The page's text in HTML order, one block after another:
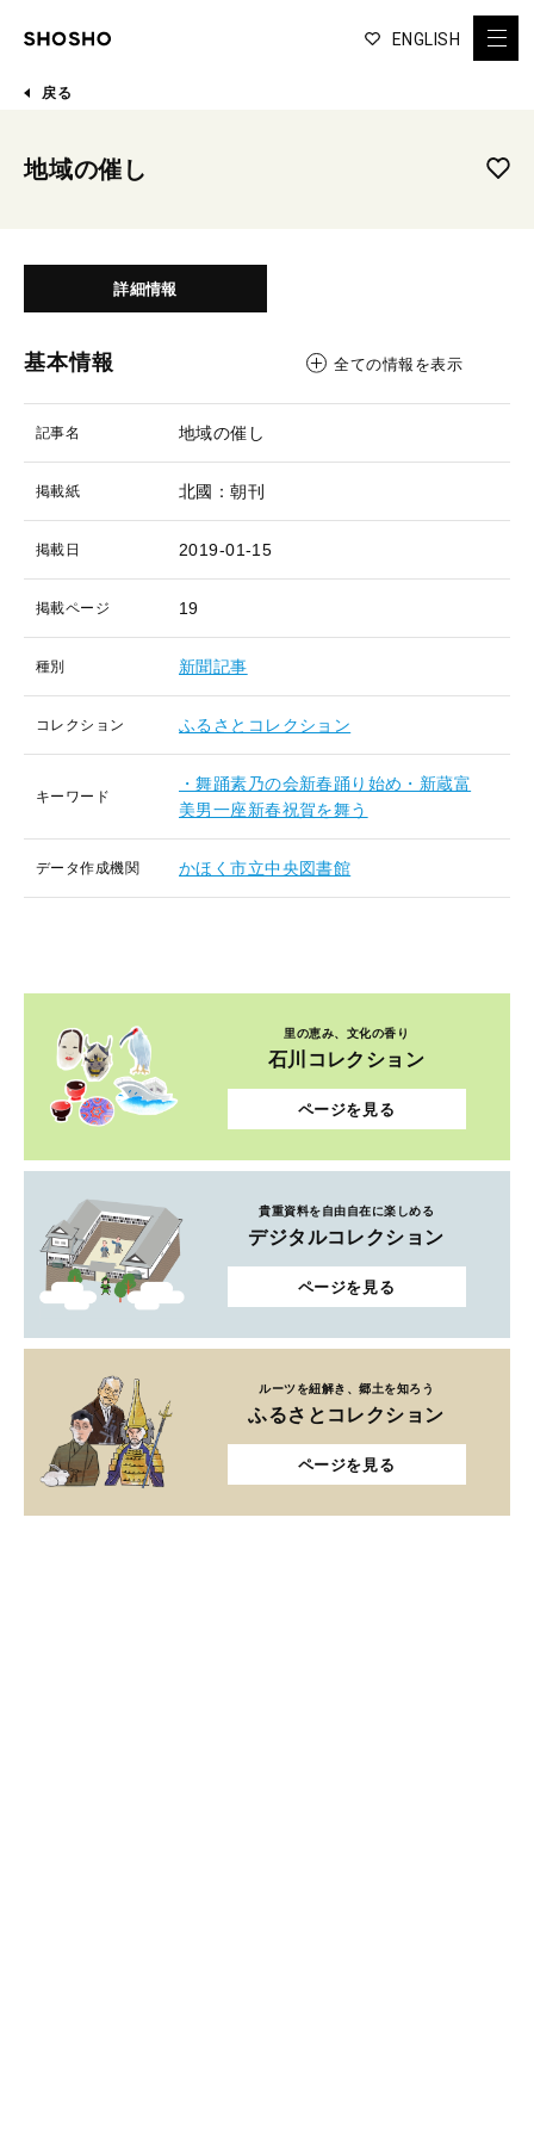
ENGLISH
戻る
地域の催し
詳細情報
基本情報 全ての情報を表示
記事名 地域の催し
掲載紙 北國：朝刊
掲載日 2019-01-15
掲載ページ 19
種別 新聞記事
コレクション ふるさとコレクション
キーワード
・舞踊素乃の会新春踊り始め・新蔵富
美男一座新春祝賀を舞う
データ作成機関 かほく市立中央図書館
里の恵み、文化の香り
石川コレクション
ページを見る
貴重資料を自由自在に楽しめる
デジタルコレクション
ページを見る
ルーツを紐解き、郷土を知ろう
ふるさとコレクション
ページを見る